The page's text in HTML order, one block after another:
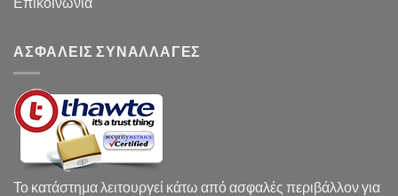
ΑΣΦΑΛΕΙΣ ΣΥΝΑΛΛΑΓΕΣ
Το κατάστημα λειτουργεί κάτω από ασφαλές περιβάλλον για